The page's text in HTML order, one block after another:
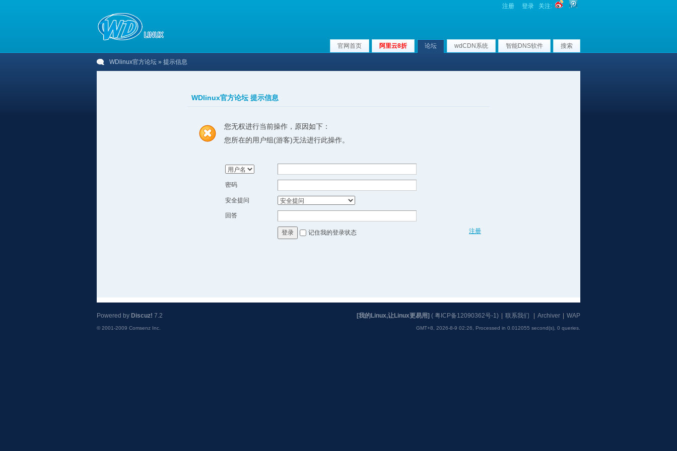
注册 登录 关注:
官网首页 阿里云8折 论坛 wdCDN系统 智能DNS软件 搜索
WDlinux官方论坛 » 提示信息
WDlinux官方论坛 提示信息
您无权进行当前操作，原因如下：
您所在的用户组(游客)无法进行此操作。
密码
安全提问
回答
注册
登录 记住我的登录状态
[我的Linux,让Linux更易用] ( 粤ICP备12090362号-1) 联系我们 Archiver WAP
GMT+8, 2026-8-9 02:26, Processed in 0.012055 second(s), 0 queries
Powered by Discuz! 7.2
© 2001-2009 Comsenz Inc.